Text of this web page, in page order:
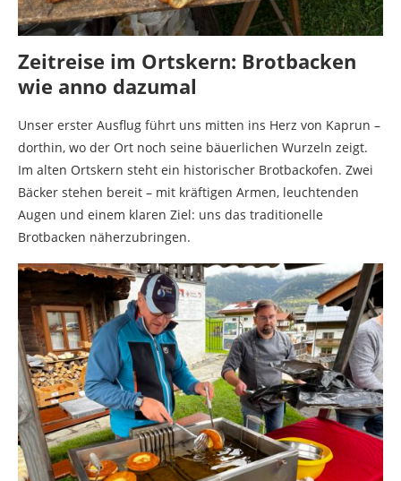
Zeitreise im Ortskern: Brotbacken
wie anno dazumal
Unser erster Ausflug führt uns mitten ins Herz von Kaprun –
dorthin, wo der Ort noch seine bäuerlichen Wurzeln zeigt.
Im alten Ortskern steht ein historischer Brotbackofen. Zwei
Bäcker stehen bereit – mit kräftigen Armen, leuchtenden
Augen und einem klaren Ziel: uns das traditionelle
Brotbacken näherzubringen.